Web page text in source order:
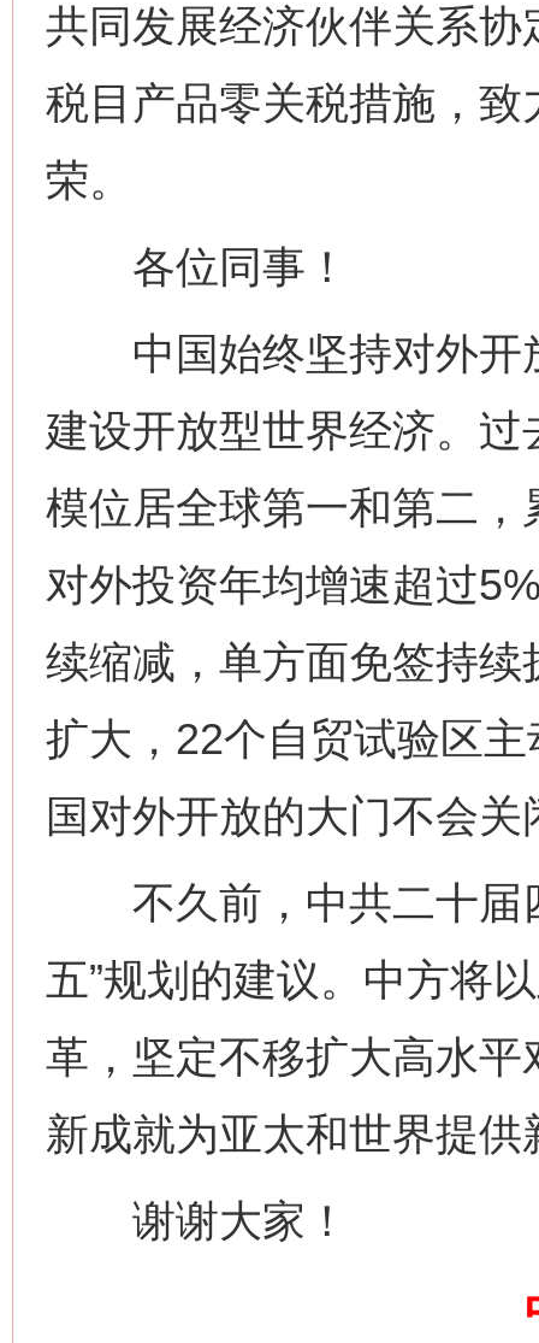
共同发展经济伙伴关系
税目产品零关税措施，
荣。
各位同事！
中国始终坚持对外开
建设开放型世界经济。
模位居全球第一和第二
对外投资年均增速超过
续缩减，单方面免签持
扩大，22个自贸试验区
国对外开放的大门不会
不久前，中共二十届
五”规划的建议。中方将
革，坚定不移扩大高水
新成就为亚太和世界提供
谢谢大家！
网上购药对药下症？